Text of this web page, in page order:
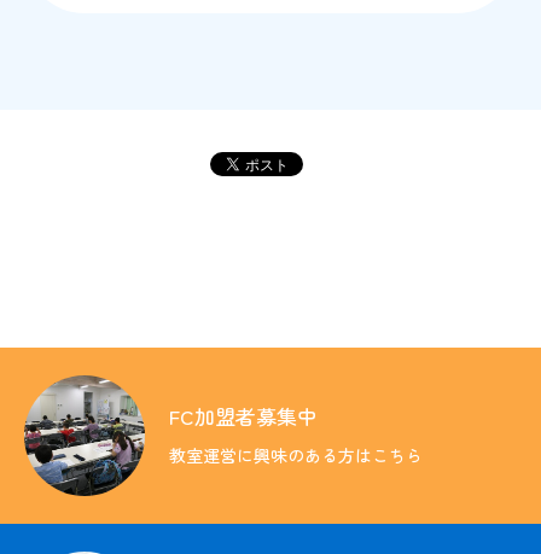
入会のご案内
教室の検索
その他の情報
FC加盟者募集中
教室運営に興味のある方はこちら